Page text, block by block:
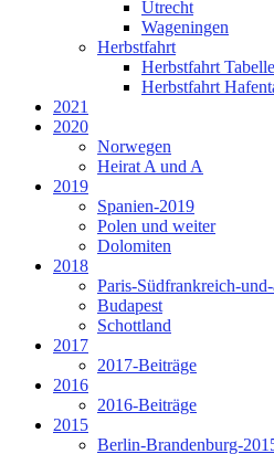
Utrecht
Wageningen
Herbstfahrt
Herbstfahrt
Herbstfahrt
2021
2020
Norwegen
Heirat A und A
2019
Spanien-2019
Polen und weiter
Dolomiten
2018
Paris-Südfrankreich-
Budapest
Schottland
2017
2017-Beiträge
2016
2016-Beiträge
2015
Berlin-Brandenburg-